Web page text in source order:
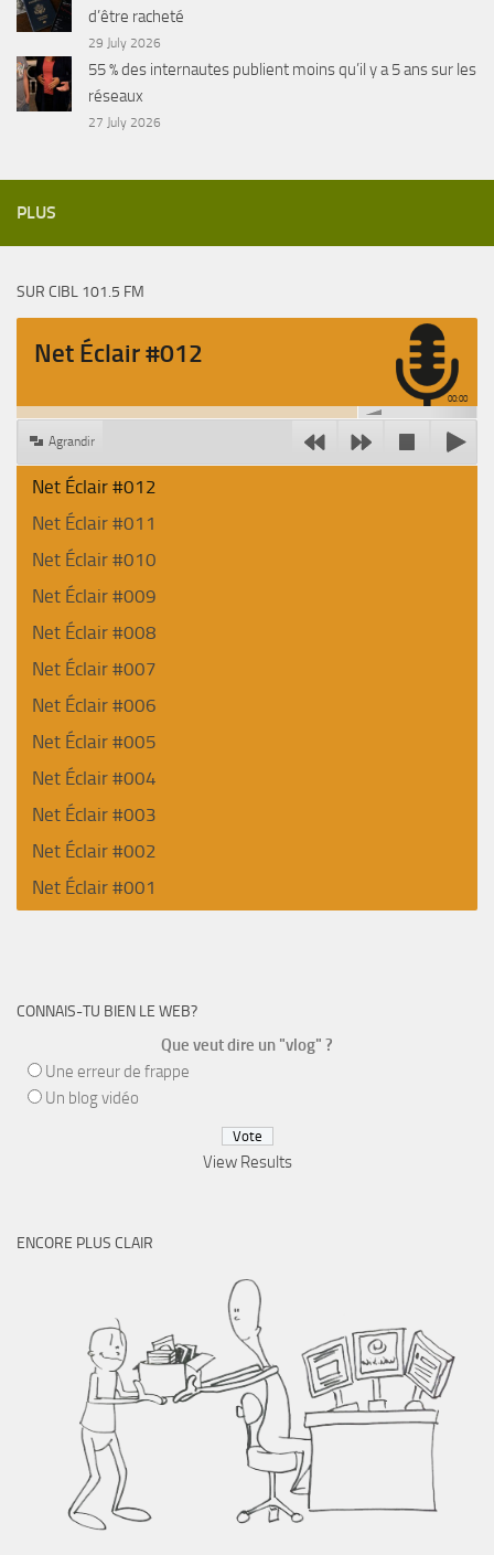
d’être racheté
29 July 2026
55 % des internautes publient moins qu’il y a 5 ans sur les
réseaux
27 July 2026
PLUS
SUR CIBL 101.5 FM
Net Éclair #012
00:00
Agrandir
Net Éclair #012
Net Éclair #011
Net Éclair #010
Net Éclair #009
Net Éclair #008
Net Éclair #007
Net Éclair #006
Net Éclair #005
Net Éclair #004
Net Éclair #003
Net Éclair #002
Net Éclair #001
CONNAIS-TU BIEN LE WEB?
Que veut dire un "vlog" ?
Une erreur de frappe
Un blog vidéo
View Results
ENCORE PLUS CLAIR